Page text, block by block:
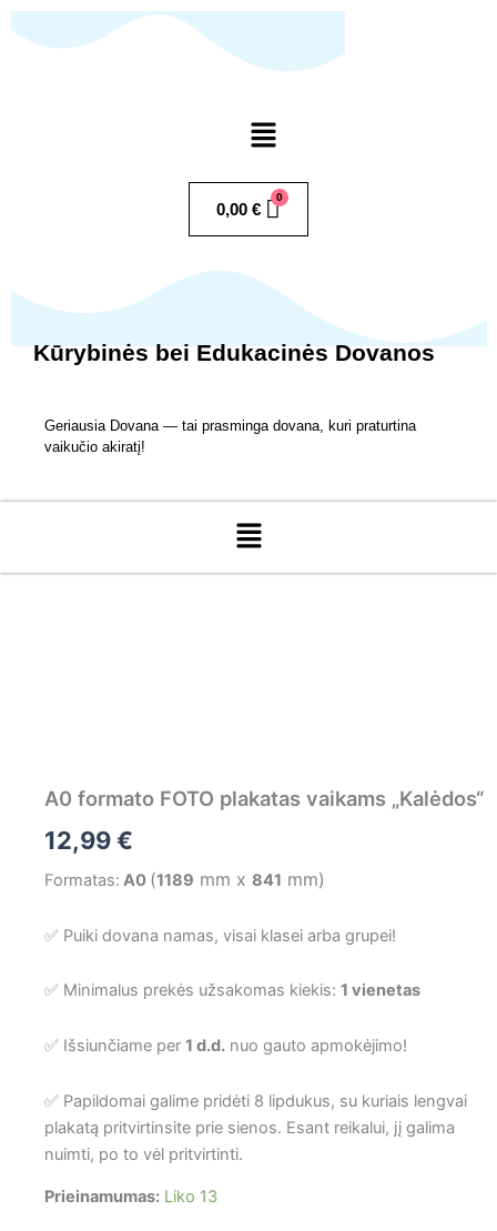
Pereiti
prie
Menu
0,00 €
Kūrybinės bei Edukacinės Dovanos
Geriausia Dovana — tai prasminga dovana, kuri praturtina
vaikučio akiratį!
Menu
A0 formato FOTO plakatas vaikams „Kalėdos“
12,99€
Formatas: A0 (1189 mm x 841 mm)
✅ Puiki dovana namas, visai klasei arba grupei!
✅ Minimalus prekės užsakomas kiekis: 1 vienetas
✅ Išsiunčiame per 1 d.d. nuo gauto apmokėjimo!
✅ Papildomai galime pridėti 8 lipdukus, su kuriais lengvai
plakatą pritvirtinsite prie sienos. Esant reikalui, jį galima
nuimti, po to vėl pritvirtinti.
Prieinamumas: Liko 13